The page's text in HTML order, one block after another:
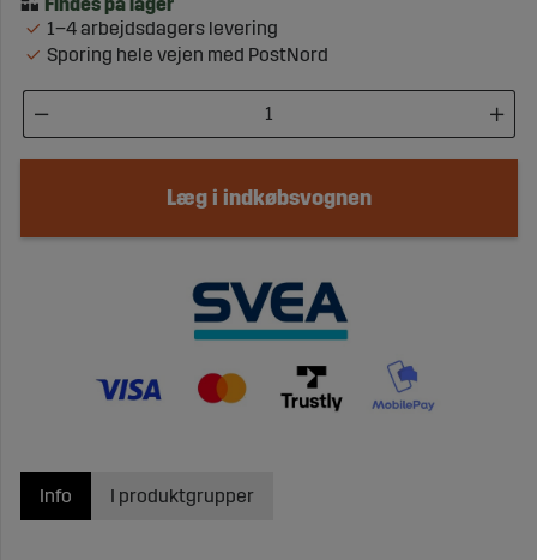
1–4 arbejdsdagers levering
Sporing hele vejen med PostNord
Læg i indkøbsvognen
Info I produktgrupper